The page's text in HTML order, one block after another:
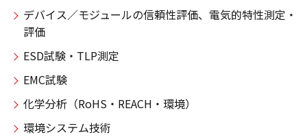
デバイス／モジュールの信頼性評価、電気的特性測定・
評価
ESD試験・TLP測定
EMC試験
化学分析（RoHS・REACH・環境）
環境システム技術